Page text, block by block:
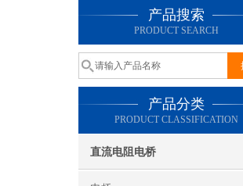
产品搜索
PRODUCT SEARCH
产品分类
PRODUCT CLASSIFICATION
直流电阻电桥